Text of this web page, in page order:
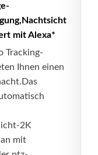
mit Alexa*
Tracking-
Ihnen einen
2K
mit